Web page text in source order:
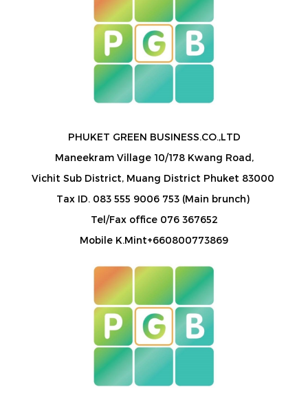
PHUKET GREEN BUSINESS.CO.,LTD
Maneekram Village 10/178 Kwang Road,
Vichit Sub District, Muang District Phuket 83000
Tax ID. 083 555 9006 753 (Main brunch)
Tel/Fax office 076 367652
Mobile K.Mint+660800773869